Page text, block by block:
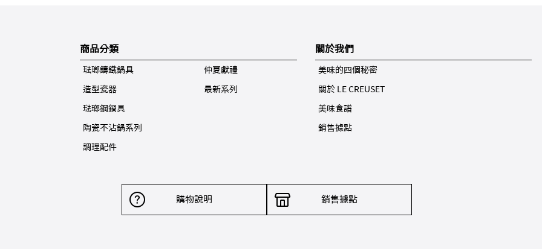
商品分類
琺瑯鑄鐵鍋具
造型瓷器
琺瑯鋼鍋具
陶瓷不沾鍋系列
調理配件
仲夏獻禮
最新系列
關於我們
美味的四個秘密
關於 LE CREUSET
美味食譜
銷售據點
購物說明 銷售據點